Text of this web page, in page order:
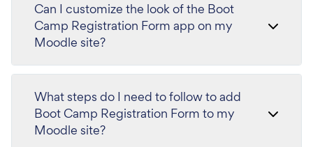
Can I customize the look of the Boot
Camp Registration Form app on my
Moodle site?
What steps do I need to follow to add
Boot Camp Registration Form to my
Moodle site?